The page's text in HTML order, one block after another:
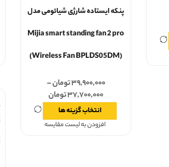
پنکه ایستاده شارژی شیائومی مدل
Mijia smart standing fan 2 pro
(Wireless Fan BPLDS05DM)
۳۹,۹۰۰,۰۰۰تومان–
۳۷,۷۰۰,۰۰۰تومان
انتخاب گزینه ها
افزودن به لیست مقایسه